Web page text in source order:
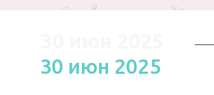
30 июн 2025